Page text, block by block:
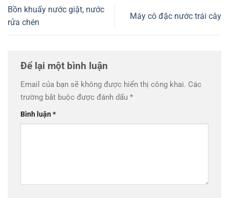
Bồn khuấy nước giặt, nước
rửa chén
Máy cô đặc nước trái cây
Để lại một bình luận
Email của bạn sẽ không được hiển thị công khai. Các
trường bắt buộc được đánh dấu *
Bình luận*